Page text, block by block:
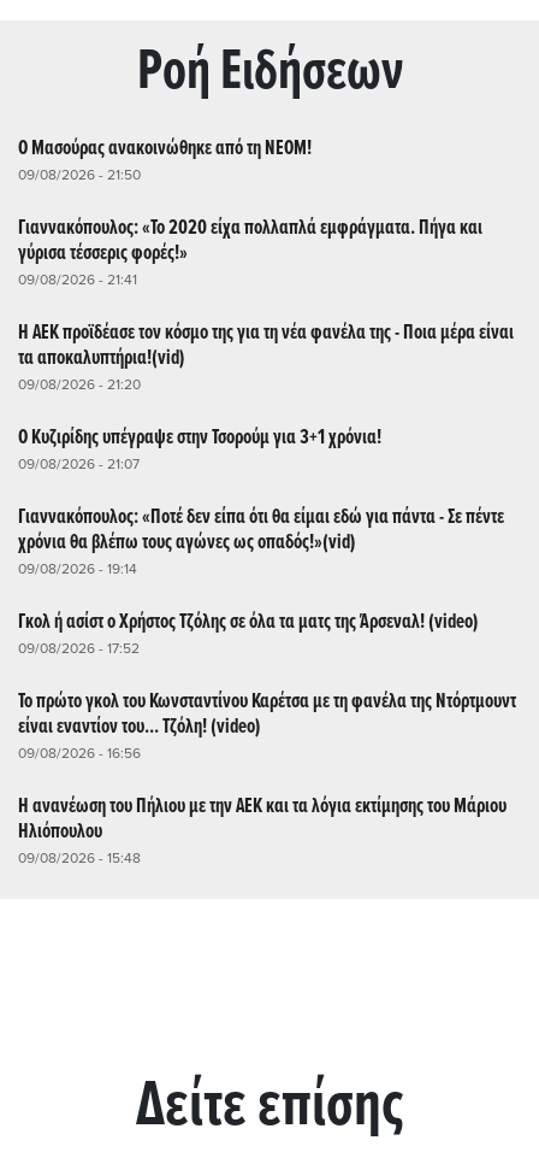
Ρoή Ειδήσεων
O Μασούρας ανακοινώθηκε από τη ΝΕΟΜ!
09/08/2026 - 21:50
Γιαννακόπουλος: «Το 2020 είχα πολλαπλά εμφράγματα. Πήγα και
γύρισα τέσσερις φορές!»
09/08/2026 - 21:41
Η ΑΕΚ προϊδέασε τον κόσμο της για τη νέα φανέλα της - Ποια μέρα είναι
τα αποκαλυπτήρια!(vid)
09/08/2026 - 21:20
Ο Κυζιρίδης υπέγραψε στην Τσορούμ για 3+1 χρόνια!
09/08/2026 - 21:07
Γιαννακόπουλος: «Ποτέ δεν είπα ότι θα είμαι εδώ για πάντα - Σε πέντε
χρόνια θα βλέπω τους αγώνες ως οπαδός!»(vid)
09/08/2026 - 19:14
Γκολ ή ασίστ ο Χρήστος Τζόλης σε όλα τα ματς της Άρσεναλ! (video)
09/08/2026 - 17:52
Το πρώτο γκολ του Κωνσταντίνου Καρέτσα με τη φανέλα της Ντόρτμουντ
είναι εναντίον του... Τζόλη! (video)
09/08/2026 - 16:56
Η ανανέωση του Πήλιου με την ΑΕΚ και τα λόγια εκτίμησης του Μάριου
Ηλιόπουλου
09/08/2026 - 15:48
Δείτε επίσης